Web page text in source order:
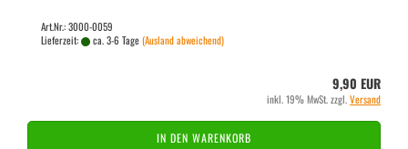
Art.Nr.: 3000-0059
Lieferzeit:
ca. 3-6 Tage(Ausland abweichend)
9,90 EUR
inkl. 19% MwSt. zzgl.Versand
IN DEN WARENKORB